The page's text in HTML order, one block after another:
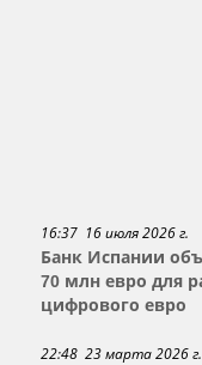
16:37 16 июля 2026 г.
Банк Испании
70 млн евро для
цифрового евро
22:48 23 марта 2026 г.